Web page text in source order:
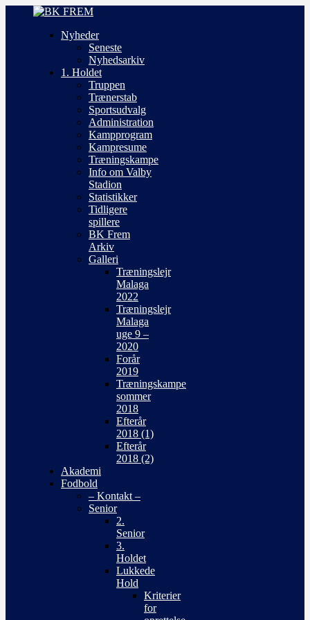
Nyheder
Seneste
Nyhedsarkiv
1. Holdet
Truppen
Trænerstab
Sportsudvalg
Administration
Kampprogram
Kampresume
Træningskampe
Info om Valby
Stadion
Statistikker
Tidligere
spillere
BK Frem
Arkiv
Galleri
Træningslejr
Malaga
2022
Træningslejr
Malaga
uge 9 –
2020
Forår
2019
Træningskampe
sommer
2018
Efterår
2018 (1)
Efterår
2018 (2)
Akademi
Fodbold
– Kontakt –
Senior
2.
Senior
3.
Holdet
Lukkede
Hold
Kriterier
for